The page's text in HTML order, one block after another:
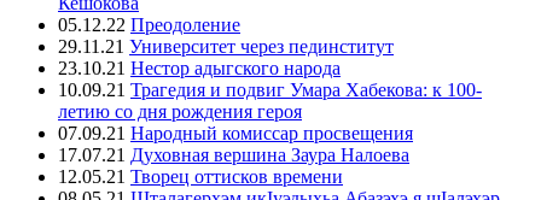
05.12.22 Преодоление
29.11.21 Университет через пединститут
23.10.21 Нестор адыгского народа
10.09.21 Трагедия и подвиг Умара Хабекова: к 100-
летию со дня рождения героя
07.09.21 Народный комиссар просвещения
17.07.21 Духовная вершина Заура Налоева
12.05.21 Творец оттисков времени